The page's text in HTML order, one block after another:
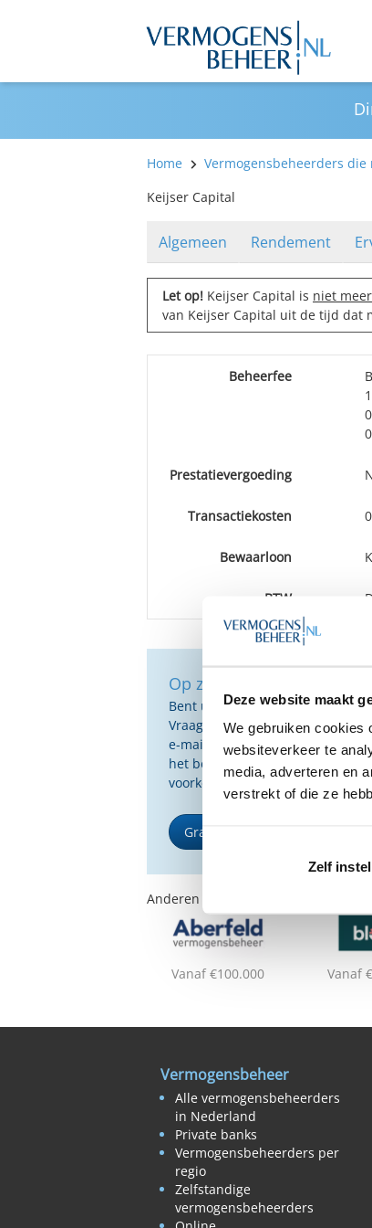
Deze website maakt
We gebruiken cookies
websiteverkeer te
media, adverteren en
verstrekt of die ze
Zelf
Home Vermogensbeheerders
Keijser Capital
Algemeen Rendement
Let op! Keijser Capital is niet
van Keijser Capital uit de tijd dat
Beheerfee
Prestatievergoeding
Transactiekosten
Bewaarloon
BTW
Op zoek naar de beste
Bent u op zoek naar de voor u
Vraag dan gratis en geheel
e-mail ontvangt u een selectie
het beste passen bij uw
voorkeuren.
Gratis Selectierapport
Anderen bekeken ook:
Vanaf €100.000 Vanaf
Vermogensbeheer
Alle vermogensbeheerders
in Nederland
Private banks
Vermogensbeheerders per
regio
Zelfstandige
vermogensbeheerders